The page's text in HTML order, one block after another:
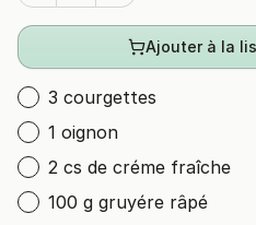
Ajouter à la
3 courgettes
1 oignon
2 cs de créme fraîche
100 g gruyére râpé